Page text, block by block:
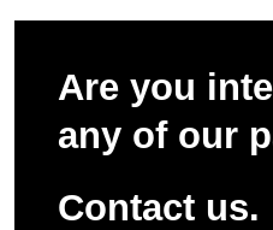
Are you
any of our
Contact us.